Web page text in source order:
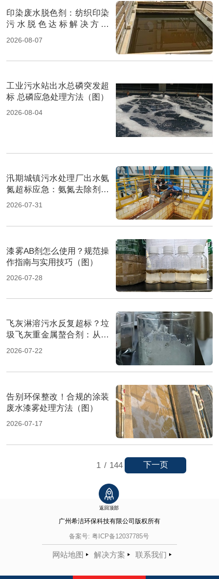
印染废水脱色剂：纺织印染
污水脱色达标解决方案
（图）
2026-08-07
工业污水站出水总磷突发超
标 总磷应急处理方法（图）
2026-08-04
汛期城镇污水处理厂出水氨
氮超标应急：氨氮去除剂投
加方法及实操指南（图）
2026-07-31
漆雾AB剂怎么使用？规范操
作指南与实用技巧（图）
2026-07-28
飞灰淋溶污水反复超标？垃
圾飞灰重金属螯合剂：从源
头实现固液双达标（图）
2026-07-22
告别环保整改！合规的涂装
废水漆雾处理方法（图）
2026-07-17
1 / 144 下一页
返回顶部
广州希洁环保科技有限公司 版权所有
备案号: 粤ICP备12037785号
网站地图 解决方案 联系我们